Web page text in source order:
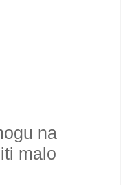
na
malo